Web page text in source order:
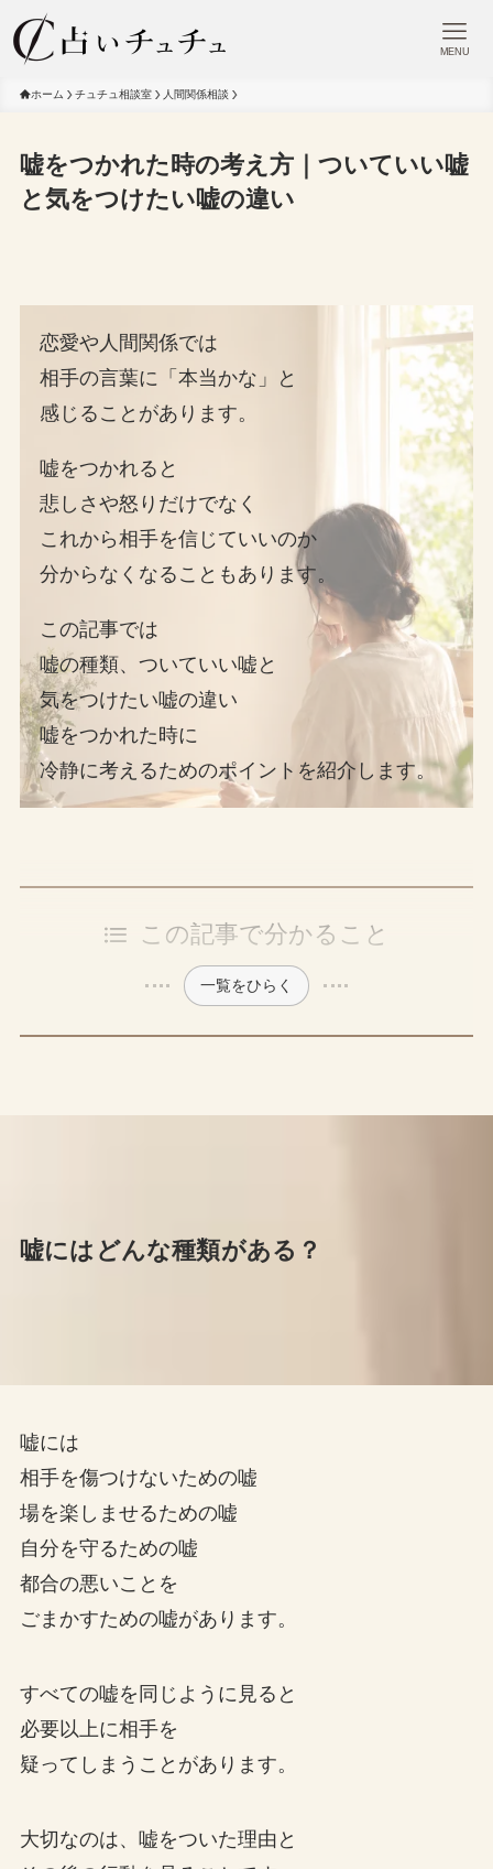
MENU
ホーム チュチュ相談室 人間関係相談
嘘をつかれた時の考え方｜ついていい嘘
と気をつけたい嘘の違い
恋愛や人間関係では
相手の言葉に「本当かな」と
感じることがあります。
嘘をつかれると
悲しさや怒りだけでなく
これから相手を信じていいのか
分からなくなることもあります。
この記事では
嘘の種類、ついていい嘘と
気をつけたい嘘の違い
嘘をつかれた時に
冷静に考えるためのポイントを紹介します。
この記事で分かること
一覧をひらく
嘘にはどんな種類がある？
嘘には
相手を傷つけないための嘘
場を楽しませるための嘘
自分を守るための嘘
都合の悪いことを
ごまかすための嘘があります。
すべての嘘を同じように見ると
必要以上に相手を
疑ってしまうことがあります。
大切なのは、嘘をついた理由と